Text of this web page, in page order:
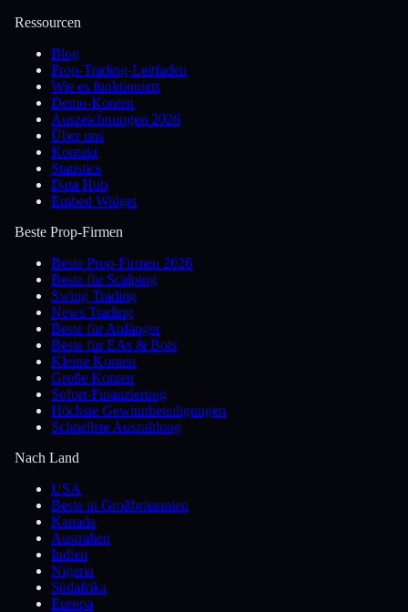
Ressourcen
Blog
Prop-Trading-Leitfaden
Wie es funktioniert
Demo-Konten
Auszeichnungen 2026
Über uns
Kontakt
Statistics
Data Hub
Embed Widget
Beste Prop-Firmen
Beste Prop-Firmen 2026
Beste für Scalping
Swing Trading
News Trading
Beste für Anfänger
Beste für EAs & Bots
Kleine Konten
Große Konten
Sofort-Finanzierung
Höchste Gewinnbeteiligungen
Schnellste Auszahlung
Nach Land
USA
Beste in Großbritannien
Kanada
Australien
Indien
Nigeria
Südafrika
Europa